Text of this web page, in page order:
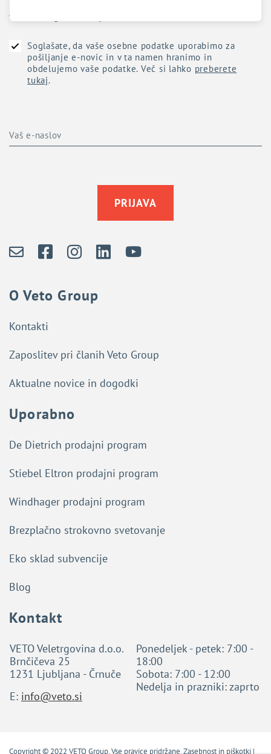
vabil in dogodkov, ki jih delimo z vami.
Soglašate, da vaše osebne podatke uporabimo za
pošiljanje e-novic in v ta namen hranimo in
obdelujemo vaše podatke. Več si lahko preberete
tukaj.
PRIJAVA
O Veto Group
Kontakti
Zaposlitev pri članih Veto Group
Aktualne novice in dogodki
Uporabno
De Dietrich prodajni program
Stiebel Eltron prodajni program
Windhager prodajni program
Brezplačno strokovno svetovanje
Eko sklad subvencije
Blog
Kontakt
VETO Veletrgovina d.o.o.
Brnčičeva 25
1231 Ljubljana - Črnuče
E: info@veto.si
Ponedeljek - petek: 7:00 -
18:00
Sobota: 7:00 - 12:00
Nedelja in prazniki: zaprto
Copyright © 2022 VETO Group. Vse pravice pridržane.Zasebnost in piškotki |